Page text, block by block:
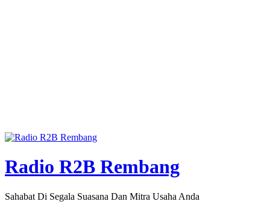
Radio R2B Rembang
Sahabat Di Segala Suasana Dan Mitra Usaha Anda